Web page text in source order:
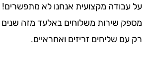
עבודה מקצועית אנחנו לא מתפשרים!
שירות משלוחים באלעד מזה שנים רבות
עם שליחים זריזים ואחראיים.